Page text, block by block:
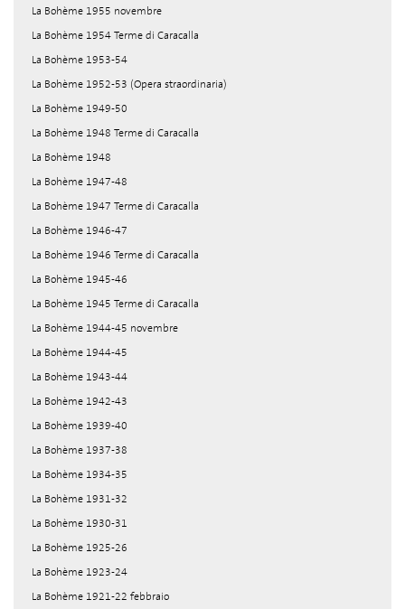
La Bohème 1955 novembre
La Bohème 1954 Terme di Caracalla
La Bohème 1953-54
La Bohème 1952-53 (Opera straordinaria)
La Bohème 1949-50
La Bohème 1948 Terme di Caracalla
La Bohème 1948
La Bohème 1947-48
La Bohème 1947 Terme di Caracalla
La Bohème 1946-47
La Bohème 1946 Terme di Caracalla
La Bohème 1945-46
La Bohème 1945 Terme di Caracalla
La Bohème 1944-45 novembre
La Bohème 1944-45
La Bohème 1943-44
La Bohème 1942-43
La Bohème 1939-40
La Bohème 1937-38
La Bohème 1934-35
La Bohème 1931-32
La Bohème 1930-31
La Bohème 1925-26
La Bohème 1923-24
La Bohème 1921-22 febbraio